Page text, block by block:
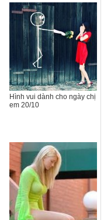
Hình vui dành cho ngày chị
em 20/10